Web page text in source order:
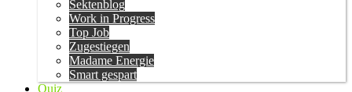
Sektenblog
Work in Progress
Top Job
Zugestiegen
Madame Energie
Smart gespart
Quiz